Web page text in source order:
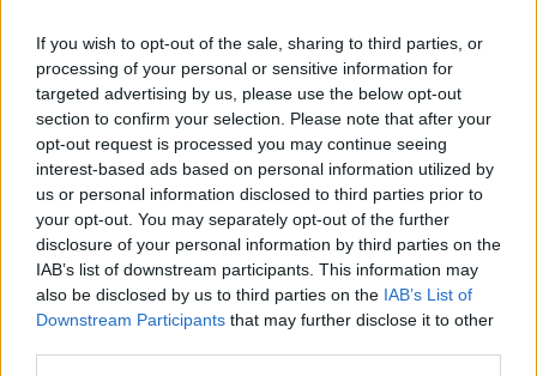
If you wish to opt-out of the sale, sharing to third parties, or
processing of your personal or sensitive information for
targeted advertising by us, please use the below opt-out
section to confirm your selection. Please note that after your
opt-out request is processed you may continue seeing
interest-based ads based on personal information utilized by
us or personal information disclosed to third parties prior to
your opt-out. You may separately opt-out of the further
disclosure of your personal information by third parties on the
IAB’s list of downstream participants. This information may
also be disclosed by us to third parties on the IAB’s List of
Downstream Participants that may further disclose it to other
Celníci odhalili gang překupníků papoušků, zajistili
stovku ptáků
5.8.2026 20:13 (ČTK)
Celníci odhalili gang
překupníků chráněných druhů
papoušků působící v několika
krajích a zajistili asi stovku
ptáků. S odchytem a
zajištěním zvířat celníkům pomohly zoo v Praze, Zlíně a Ostravě. V
ostravské zahradě také papoušci nalezli dočasné útočiště. V
tiskové zprávě nawebucelníků to oznámila mluvčí Celní správy ČR
Martina Kaňková. Případem se zabývá policie.